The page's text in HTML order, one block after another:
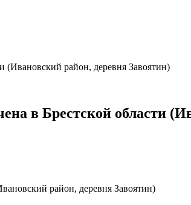
(Ивановский район, деревня Завоятин)
в Брестской области